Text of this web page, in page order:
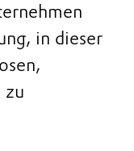
in dieser
zu